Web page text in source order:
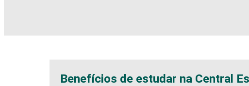
Benefícios de estudar na Central